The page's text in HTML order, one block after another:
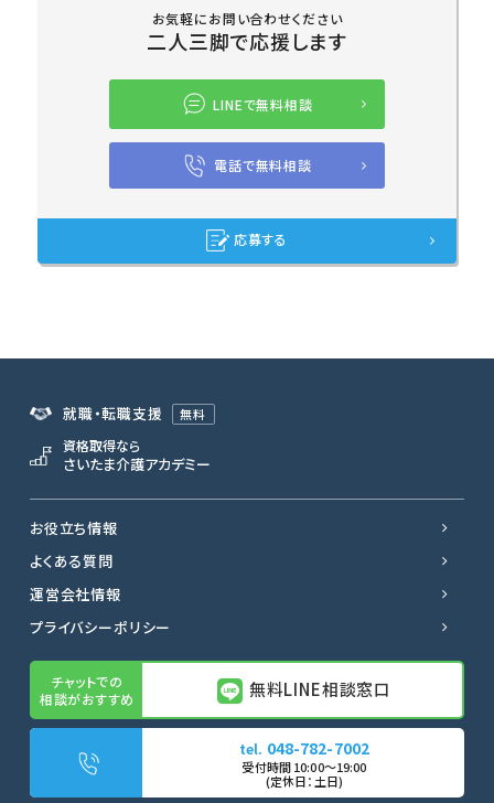
お気軽にお問い合わせください
二人三脚で応援します
LINEで無料相談
電話で無料相談
応募する
就職・転職支援 無料
資格取得なら
さいたま介護アカデミー
お役立ち情報
よくある質問
運営会社情報
プライバシーポリシー
無料LINE相談窓口
048-782-7002